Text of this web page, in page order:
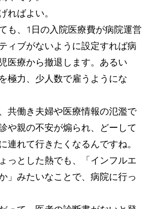
ればよい。
も、1日の入院医療費が病院運営
ィブがないように設定すれば病
医療から撤退します。あるい
極力、少人数で雇うようにな
共働き夫婦や医療情報の氾濫で
や親の不安が煽られ、どーして
連れて行きたくなるんですね。
っとした熱でも、「インフルエ
」みたいなことで、病院に行っ